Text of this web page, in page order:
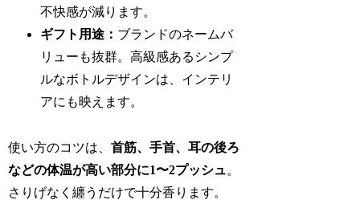
不快感が減ります。
ギフト用途： ブランドのネームバ
リューも抜群。高級感あるシンプ
ルなボトルデザインは、インテリ
アにも映えます。
使い方のコツは、首筋、手首、耳の後ろ
などの体温が高い部分に1〜2プッシュ。
さりげなく纏うだけで十分香ります。